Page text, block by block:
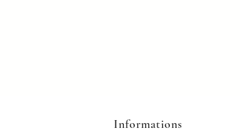
Informations